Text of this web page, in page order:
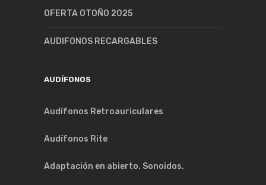
OFERTA OTOÑO 2025
AUDIFONOS RECARGABLES
AUDÍFONOS
Audífonos Retroauriculares
Audífonos Rite
Adaptación en abierto. Sonoidos.